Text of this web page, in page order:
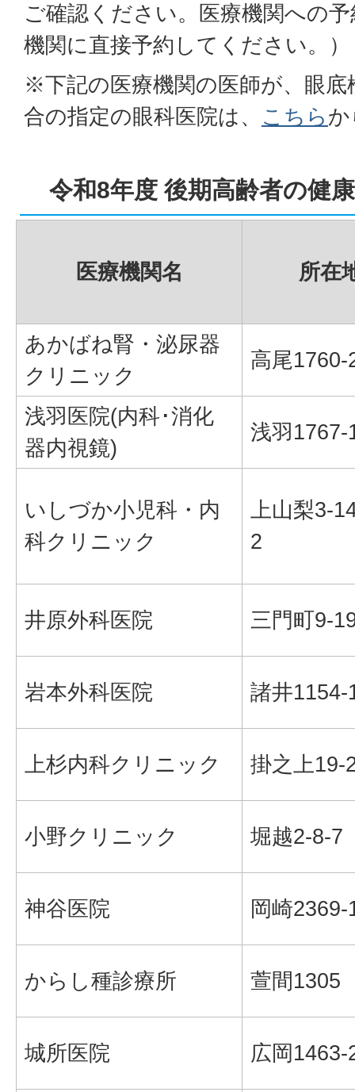
ご確認ください。医療機関への
機関に直接予約してください。）
※下記の医療機関の医師が、眼底
合の指定の眼科医院は、 こちら
令和8年度 後期高齢者の健
医療機関名 所在
あかばね腎・泌尿器
クリニック
高尾1760-
浅羽医院(内科･消化
器内視鏡)
浅羽1767-
いしづか小児科・内
科クリニック
上山梨3-
2
井原外科医院 三門町9-
岩本外科医院 諸井1154-
上杉内科クリニック 掛之上19-
小野クリニック 堀越2-8-7
神谷医院 岡崎2369-
からし種診療所 萱間1305
城所医院 広岡1463-